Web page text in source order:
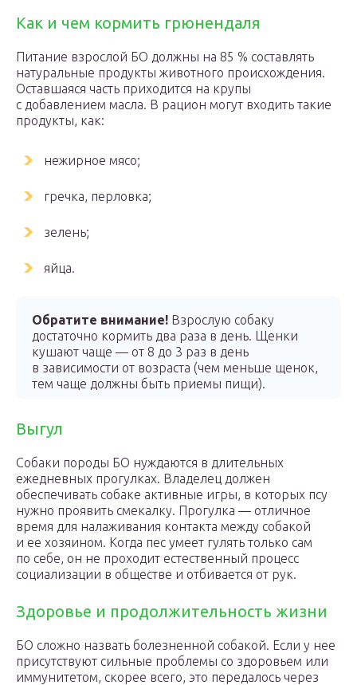
Как и чем кормить грюнендаля
Питание взрослой БО должны на 85 % составлять
натуральные продукты животного происхождения.
Оставшаяся часть приходится на крупы
с добавлением масла. В рацион могут входить такие
продукты, как:
нежирное мясо;
гречка, перловка;
зелень;
яйца.
Обратите внимание! Взрослую собаку
достаточно кормить два раза в день. Щенки
кушают чаще — от 8 до 3 раз в день
в зависимости от возраста (чем меньше щенок,
тем чаще должны быть приемы пищи).
Выгул
Собаки породы БО нуждаются в длительных
ежедневных прогулках. Владелец должен
обеспечивать собаке активные игры, в которых псу
нужно проявить смекалку. Прогулка — отличное
время для налаживания контакта между собакой
и ее хозяином. Когда пес умеет гулять только сам
по себе, он не проходит естественный процесс
социализации в обществе и отбивается от рук.
Здоровье и продолжительность жизни
БО сложно назвать болезненной собакой. Если у нее
присутствуют сильные проблемы со здоровьем или
иммунитетом, скорее всего, это передалось через